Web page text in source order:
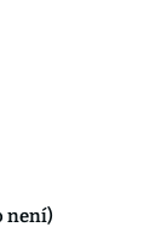
není)